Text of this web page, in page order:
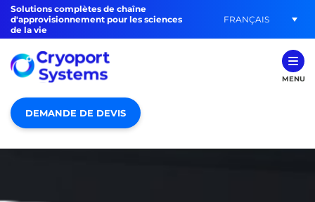
Solutions complètes de chaîne
d'approvisionnement pour les sciences
de la vie
FRANÇAIS
MENU
DEMANDE DE DEVIS